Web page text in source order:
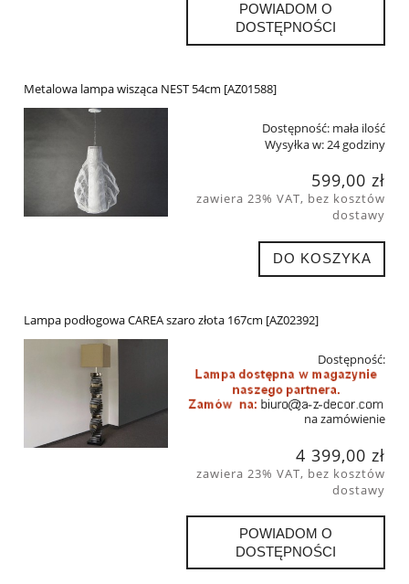
POWIADOM O
DOSTĘPNOŚCI
Metalowa lampa wisząca NEST 54cm [AZ01588]
Dostępność: mała ilość
Wysyłka w:24 godziny
599,00 zł
zawiera 23% VAT, bez kosztów
dostawy
DO KOSZYKA
Lampa podłogowa CAREA szaro złota 167cm [AZ02392]
Dostępność:
na zamówienie
4 399,00 zł
zawiera 23% VAT, bez kosztów
dostawy
POWIADOM O
DOSTĘPNOŚCI